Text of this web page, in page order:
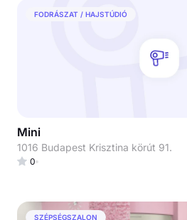
FODRÁSZAT / HAJSTÚDIÓ
Mini
1016 Budapest Krisztina körút 91.
0
SZÉPSÉGSZALON